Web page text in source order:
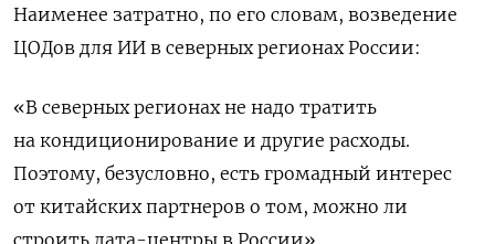
Наименее затратно, по его словам, ⁠возведение
ЦОДов для ИИ в северных регионах России:
«В северных регионах не надо тратить
на кондиционирование и другие ‌расходы.
Поэтому, безусловно, есть громадный интерес
от китайских партнеров о том, ‌можно ли